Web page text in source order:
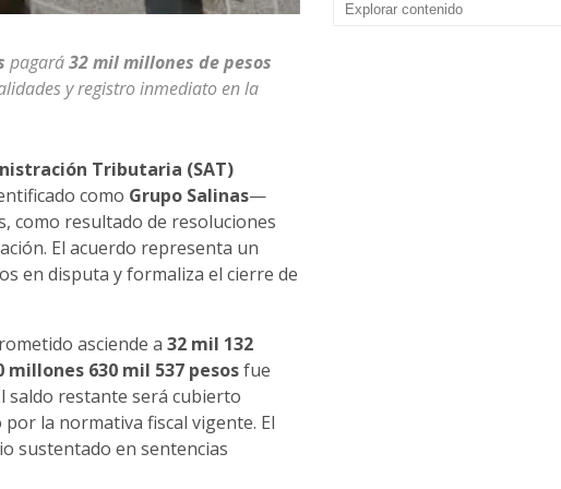
pagará32 mil millones de pesos
y registro inmediato en la
Tributaria (SAT)
como Grupo Salinas—
como resultado de resoluciones
El acuerdo representa un
en disputa y formaliza el cierre de
asciende a 32 mil 132
millones 630 mil 537 pesosfue
saldo restante será cubierto
la normativa fiscal vigente. El
sustentado en sentencias